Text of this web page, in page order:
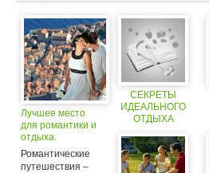
Лучшее место
для романтики и
отдыха.
Романтические
путешествия –
СЕКРЕТЫ
ИДЕАЛЬНОГО
ОТДЫХА
ЛЮДЕЙ